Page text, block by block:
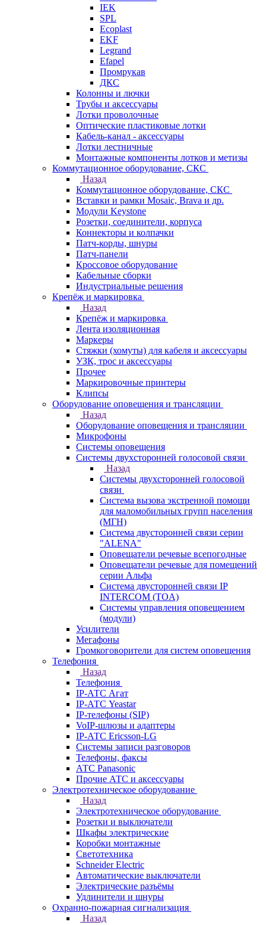
IEK
SPL
Ecoplast
EKF
Legrand
Efapel
Промрукав
ДКС
Колонны и лючки
Трубы и аксессуары
Лотки проволочные
Оптические пластиковые лотки
Кабель-канал - аксессуары
Лотки лестничные
Монтажные компоненты лотков и метизы
Коммутационное оборудование, СКС
Назад
Коммутационное оборудование, СКС
Вставки и рамки Mosaic, Brava и др.
Модули Keystone
Розетки, соединители, корпуса
Коннекторы и колпачки
Патч-корды, шнуры
Патч-панели
Кроссовое оборудование
Кабельные сборки
Индустриальные решения
Крепёж и маркировка
Назад
Крепёж и маркировка
Лента изоляционная
Маркеры
Стяжки (хомуты) для кабеля и аксессуары
УЗК, трос и аксессуары
Прочее
Маркировочные принтеры
Клипсы
Оборудование оповещения и трансляции
Назад
Оборудование оповещения и трансляции
Микрофоны
Системы оповещения
Системы двухсторонней голосовой связи
Назад
Системы двухсторонней голосовой
связи
Система вызова экстренной помощи
для маломобильных групп населения
(МГН)
Система двусторонней связи серии
"ALENA"
Оповещатели речевые всепогодные
Оповещатели речевые для помещений
серии Альфа
Система двусторонней связи IP
INTERCOM (TOA)
Системы управления оповещением
(модули)
Усилители
Мегафоны
Громкоговорители для систем оповещения
Телефония
Назад
Телефония
IP-АТС Агат
IP-АТС Yeastar
IP-телефоны (SIP)
VoIP-шлюзы и адаптеры
IP-АТС Ericsson-LG
Системы записи разговоров
Телефоны, факсы
АТС Panasonic
Прочие АТС и аксессуары
Электротехническое оборудование
Назад
Электротехническое оборудование
Розетки и выключатели
Шкафы электрические
Коробки монтажные
Светотехника
Schneider Electric
Автоматические выключатели
Электрические разъёмы
Удлинители и шнуры
Охранно-пожарная сигнализация
Назад